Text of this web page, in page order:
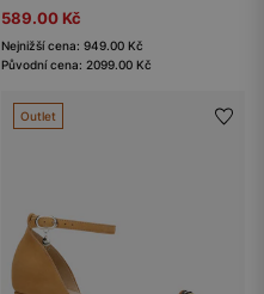
589.00 Kč
Nejnižší cena: 949.00 Kč
Původní cena: 2099.00 Kč
Outlet